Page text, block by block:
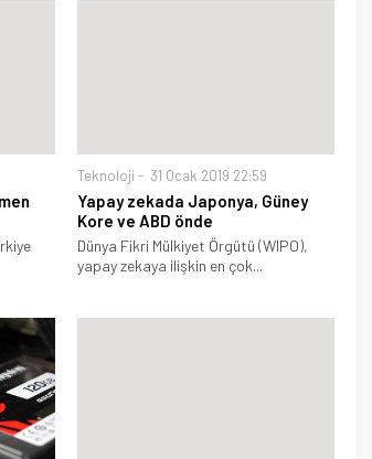
Teknoloji 31 Ocak 2019 22:59
Yapay zekada Japonya, Güney
Kore ve ABD önde
Dünya Fikri Mülkiyet Örgütü (WIPO),
yapay zekaya ilişkin en çok...